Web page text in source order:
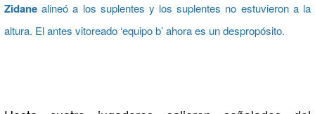
Zidane alineó a los suplentes y los suplentes no estuvieron a la
altura. El antes vitoreado ‘equipo b’ ahora es un despropósito.